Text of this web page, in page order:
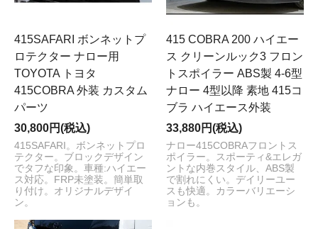
415SAFARI ボンネットプ
ロテクター ナロー用
TOYOTA トヨタ
415COBRA 外装 カスタム
パーツ
30,800円(税込)
415SAFARI。ボンネットプロ
テクター。ブロックデザイン
でタフな印象。車種:ハイエー
ス対応。FRP未塗装。簡単取
り付け。オリジナルデザイ
ン。
415 COBRA 200 ハイエー
ス クリーンルック3 フロン
トスポイラー ABS製 4-6型
ナロー 4型以降 素地 415コ
ブラ ハイエース外装
33,880円(税込)
ナロー415COBRAフロントス
ポイラー。スポーティ&エレガ
ントな内巻スタイル、ABS製
で割れにくい。デイリーユー
スも快適。カラーバリエーシ
ョンも。